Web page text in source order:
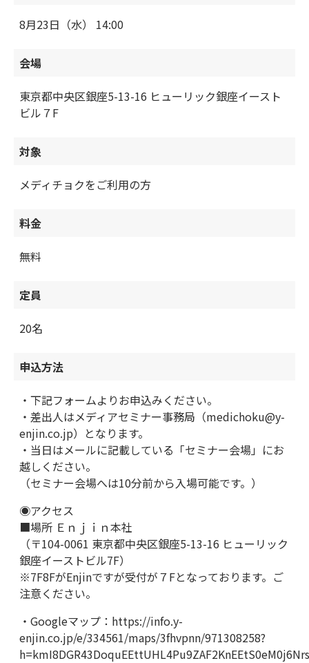
8月23日（水） 14:00
会場
東京都中央区銀座5-13-16 ヒューリック銀座イースト
ビル７F
対象
メディチョクをご利用の方
料金
無料
定員
20名
申込方法
・下記フォームよりお申込みください。
・差出人はメディアセミナー事務局（medichoku@y-
enjin.co.jp）となります。
・当日はメールに記載している「セミナー会場」にお
越しください。
（セミナー会場へは10分前から入場可能です。）
◉アクセス
■場所 Ｅｎｊｉｎ本社
（〒104-0061 東京都中央区銀座5-13-16 ヒューリック
銀座イーストビル7F）
※7F8FがEnjinですが受付が７Fとなっております。ご
注意ください。
・Googleマップ：https://info.y-
enjin.co.jp/e/334561/maps/3fhvpnn/971308258?